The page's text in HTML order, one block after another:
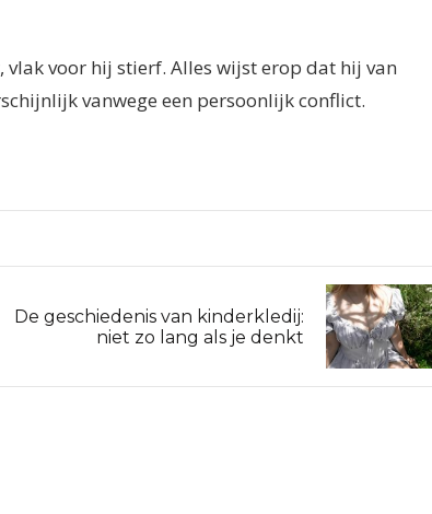
voor hij stierf. Alles wijst erop dat hij van
vanwege een persoonlijk conflict.
De geschiedenis van kinderkledij:
niet zo lang als je denkt